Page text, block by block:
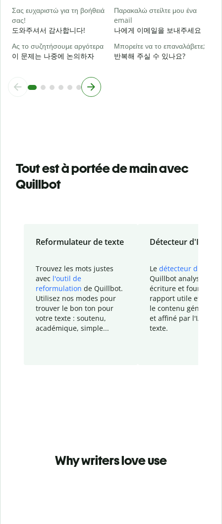
Σας ευχαριστώ για τη βοήθειά
σας!
도와주셔서 감사합니다!
Παρακαλώ στείλτε μου ένα
email
나에게 이메일을 보내주세요
Ας το συζητήσουμε αργότερα
이 문제는 나중에 논의하자
Μπορείτε να το επαναλάβετε;
반복해 주실 수 있나요?
Tout est à portée de main avec
Quillbot
Reformulateur de texte
Trouvez les mots justes
avec l'outil de
reformulation de Quillbot.
Utilisez nos modes pour
trouver le bon ton pour
votre texte : soutenu,
académique, simple...
Détecteur d'IA
Le détecteur d'IA
Quillbot analyse votre
écriture et fournit un
rapport utile et
le contenu généré
et affiné par l'IA
texte.
Why writers love use